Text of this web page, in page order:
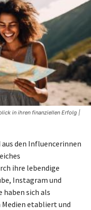
in ihren finanziellen Erfolg |
aus den Influencerinnen
ihre lebendige
Instagram und
sich als
Medien etabliert und